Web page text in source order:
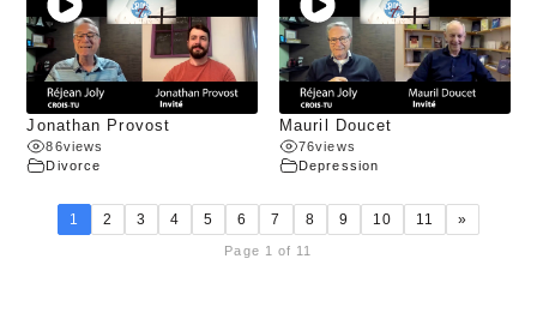
Jonathan Provost
86views
Divorce
Mauril Doucet
76views
Depression
1 2 3 4 5 6 7 8 9 10 11 »
Page 1 of 11